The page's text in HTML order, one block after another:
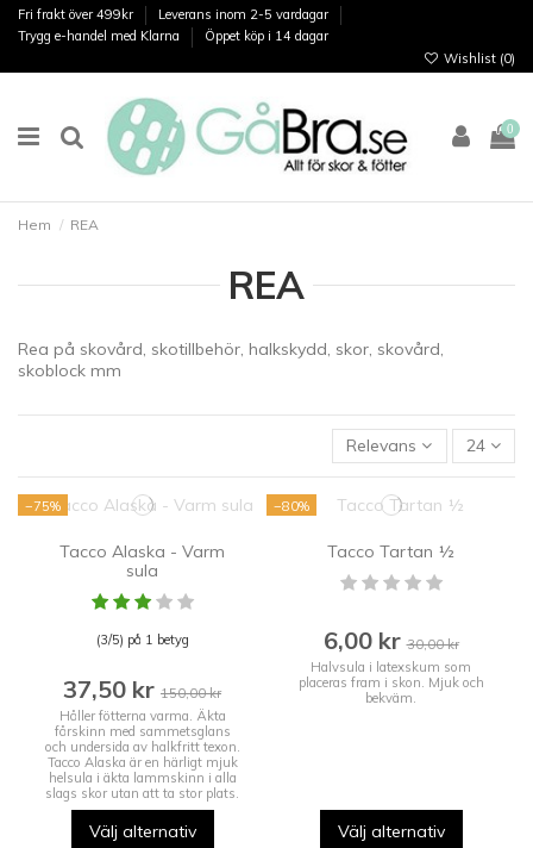
Fri frakt över 499kr
Leverans inom 2-5 vardagar
Trygg e-handel med Klarna
Öppet köp i 14 dagar
Wishlist (0)
0
Hem REA
REA
Rea på skovård, skotillbehör, halkskydd, skor, skovård,
skoblock mm
Relevans 24
−75%
Tacco Alaska - Varm
sula
(3/5) på 1 betyg
37,50 kr 150,00 kr
Håller fötterna varma. Äkta
fårskinn med sammetsglans
och undersida av halkfritt texon.
Tacco Alaska är en härligt mjuk
helsula i äkta lammskinn i alla
slags skor utan att ta stor plats.
Välj alternativ
−80%
Tacco Tartan ½
6,00 kr30,00 kr
Halvsula i latexskum som
placeras fram i skon. Mjuk och
bekväm.
Välj alternativ